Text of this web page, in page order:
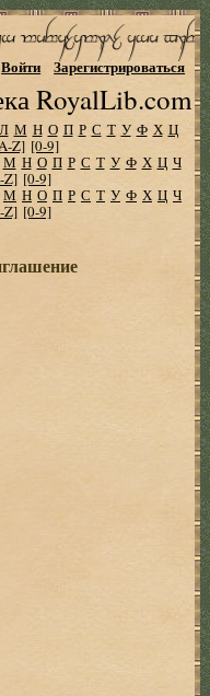
RoyalLib.com
Войти Зарегистрироваться
Л М Н О П Р С Т У Ф Х Ц
Z] [0-9]
М Н О П Р С Т У Ф Х Ц Ч
Z] [0-9]
М Н О П Р С Т У Ф Х Ц Ч
Z] [0-9]